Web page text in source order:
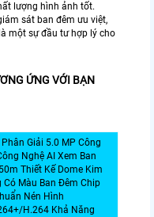
lượng hình ảnh tốt.
sát ban đêm ưu việt,
một sự đầu tư hợp lý cho
ỨNG VỚI BẠN
Giải 5.0 MP Công
Nghệ AI Xem Ban
Thiết Kế Dome Kim
Có Màu Ban Đêm Chip
Nén Hình
H.264 Khả Năng